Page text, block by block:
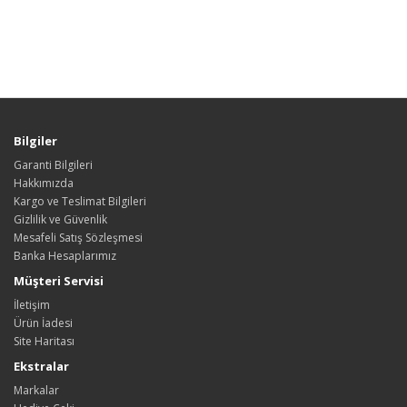
Bilgiler
Garanti Bilgileri
Hakkımızda
Kargo ve Teslimat Bilgileri
Gizlilik ve Güvenlik
Mesafeli Satış Sözleşmesi
Banka Hesaplarımız
Müşteri Servisi
İletişim
Ürün İadesi
Site Haritası
Ekstralar
Markalar